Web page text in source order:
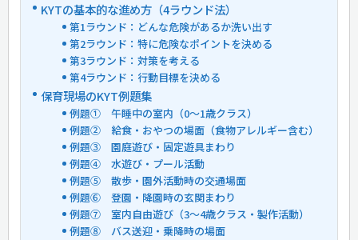
KYTの基本的な進め方（4ラウンド法）
第1ラウンド：どんな危険があるか洗い出す
第2ラウンド：特に危険なポイントを決める
第3ラウンド：対策を考える
第4ラウンド：行動目標を決める
保育現場のKYT例題集
例題① 午睡中の室内（0〜1歳クラス）
例題② 給食・おやつの場面（食物アレルギー含む）
例題③ 園庭遊び・固定遊具まわり
例題④ 水遊び・プール活動
例題⑤ 散歩・園外活動時の交通場面
例題⑥ 登園・降園時の玄関まわり
例題⑦ 室内自由遊び（3〜4歳クラス・製作活動）
例題⑧ バス送迎・乗降時の場面